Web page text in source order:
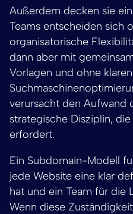
Außerdem decken sie
Teams entscheiden sich
organisatorische
dann aber mit
Vorlagen und ohne
verursacht den Aufwand
strategische Disziplin,
erfordert.
Ein Subdomain-Modell
jede Website eine klar
hat und ein Team für die
Wenn diese